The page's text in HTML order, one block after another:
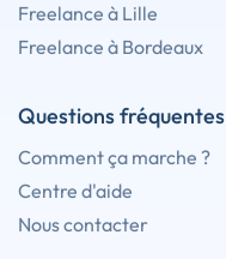
Freelance à Lille
Freelance à Bordeaux
Questions fréquentes
Comment ça marche ?
Centre d'aide
Nous contacter